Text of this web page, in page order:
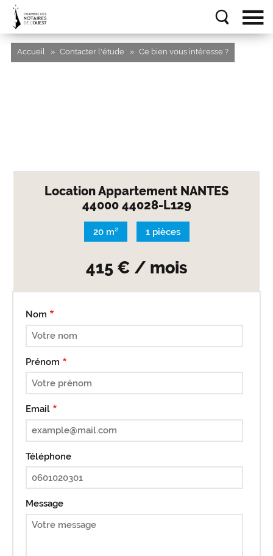
Accueil Contacter l'étude Ce bien vous intéresse ?
Location Appartement NANTES
44000 44028-L129
20 m² 1 pièces
415 € / mois
Nom
Prénom
Email
Téléphone
Message